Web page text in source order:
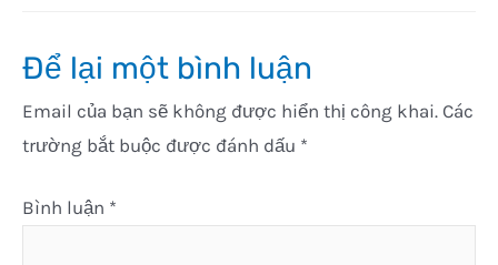
Để lại một bình luận
Email của bạn sẽ không được hiển thị công khai. Các
trường bắt buộc được đánh dấu *
Bình luận *